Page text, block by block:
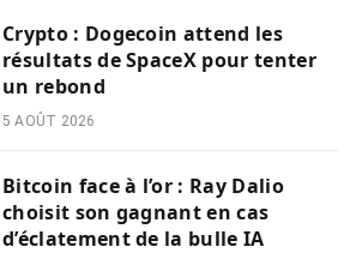
Crypto : Dogecoin attend les
résultats de SpaceX pour tenter
un rebond
5 AOÛT 2026
Bitcoin face à l’or : Ray Dalio
choisit son gagnant en cas
d’éclatement de la bulle IA